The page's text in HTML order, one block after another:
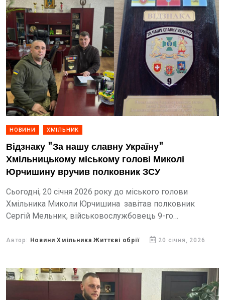
НОВИНИ ХМІЛЬНИК
Відзнаку "За нашу славну Україну"
Хмільницькому міському голові Миколі
Юрчишину вручив полковник ЗСУ
Сьогодні, 20 січня 2026 року до міського голови
Хмільника Миколи Юрчишина завітав полковник
Сергій Мельник, військовослужбовець 9-го
Автор: Новини Хмільника Життєві обрії 20 січня, 2026